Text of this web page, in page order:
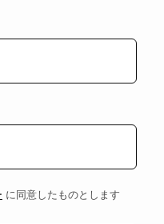
に同意したものとします